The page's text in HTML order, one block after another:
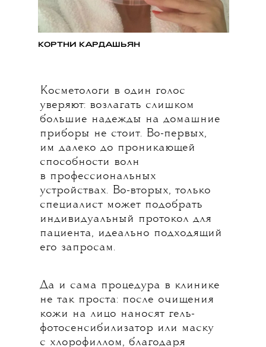
КОРТНИ КАРДАШЬЯН
Косметологи в один голос
уверяют: возлагать слишком
большие надежды на домашние
приборы не стоит. Во-первых,
им далеко до проникающей
способности волн
в профессиональных
устройствах. Во-вторых, только
специалист может подобрать
индивидуальный протокол для
пациента, идеально подходящий
его запросам.
Да и сама процедура в клинике
не так проста: после очищения
кожи на лицо наносят гель-
фотосенсибилизатор или маску
с хлорофиллом, благодаря